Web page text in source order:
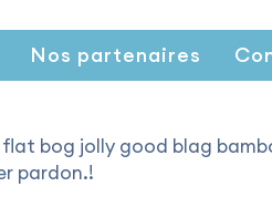
Nos partenaires
bog jolly good blag
pardon.!